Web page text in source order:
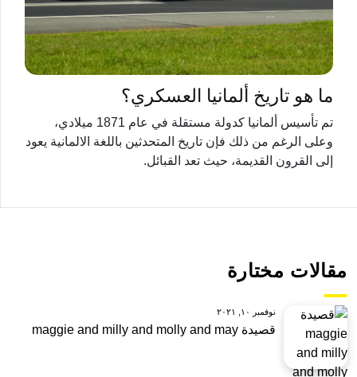
ما هو تاريخ ألمانيا العسكري؟
تم تأسيس ألمانيا كدولة مستقلة في عام 1871 ميلادي،
وعلى الرغم من ذلك فإن تاريخ المتحدثين باللغة الالمانية يعود
إلى القرون القديمة، حيث تعد القبائل.
مقالات مختارة
نوفمبر ١٠, ٢٠٢١
قصيدة maggie and milly and molly and may